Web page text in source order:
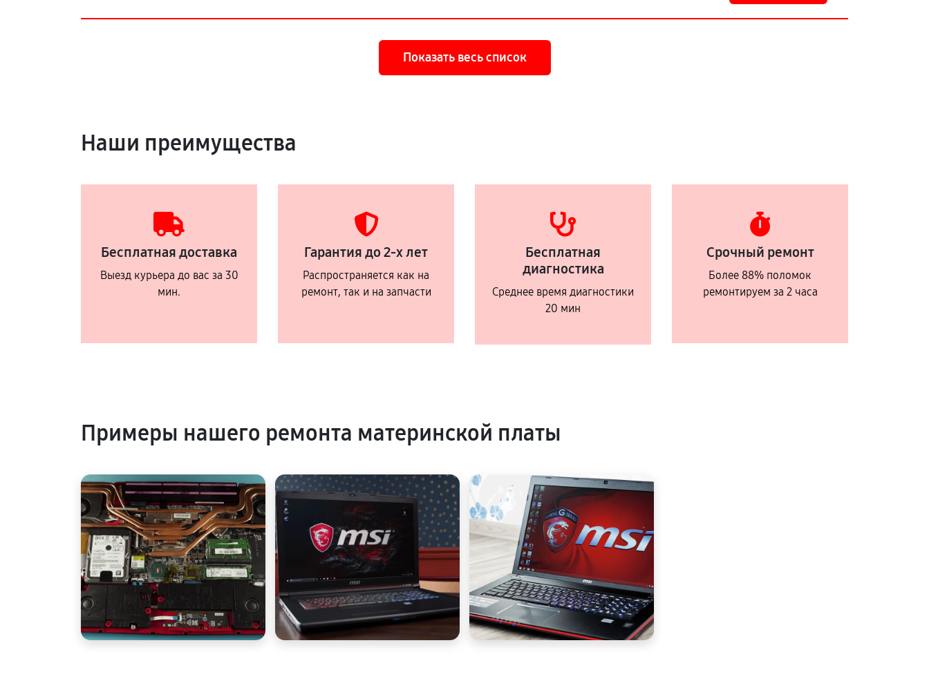
Показать весь список
Наши преимущества
Бесплатная доставка
Выезд курьера до вас за 30
мин.
Гарантия до 2-х лет
Распространяется как на
ремонт, так и на запчасти
Бесплатная
диагностика
Среднее время диагностики
20 мин
Срочный ремонт
Более 88% поломок
ремонтируем за 2 часа
Примеры нашего ремонта материнской платы